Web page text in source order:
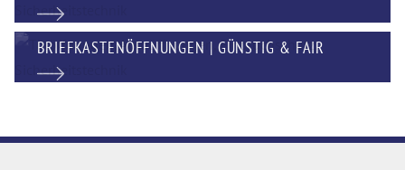
BRIEFKASTENÖFFNUNGEN | GÜNSTIG & FAIR